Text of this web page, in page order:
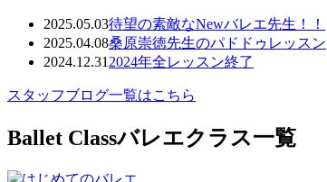
2025.05.03待望の素敵なNewバレエ先生！！
2025.04.08桑原崇徳先生のパドドゥレッスン
2024.12.31 2024年全レッスン終了
スタッフブログ一覧はこちら
Ballet Classバレエクラス一覧